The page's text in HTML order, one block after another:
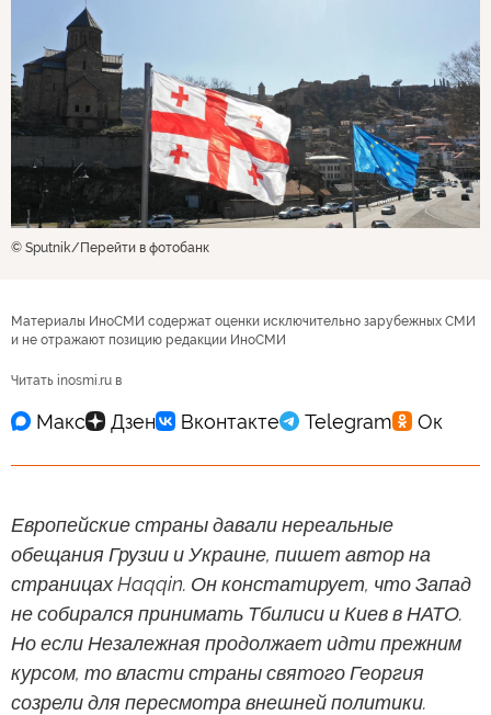
© Sputnik Перейти в фотобанк
Материалы ИноСМИ содержат оценки исключительно зарубежных СМИ
и не отражают позицию редакции ИноСМИ
Читать inosmi.ru в
Европейские страны давали нереальные
обещания Грузии и Украине, пишет автор на
страницах Haqqin. Он констатирует, что Запад
не собирался принимать Тбилиси и Киев в НАТО.
Но если Незалежная продолжает идти прежним
курсом, то власти страны святого Георгия
созрели для пересмотра внешней политики.